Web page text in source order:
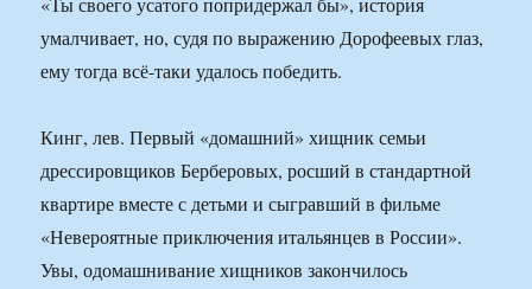
умалчивает, но, судя по выражению Дорофеевых глаз,
ему тогда всё-таки удалось победить.
Кинг, лев. Первый «домашний» хищник семьи
дрессировщиков Берберовых, росший в стандартной
квартире вместе с детьми и сыгравший в фильме
«Невероятные приключения итальянцев в России».
Увы, одомашнивание хищников закончилось